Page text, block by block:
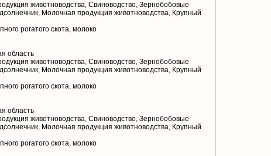
животноводства, Свиноводство, Зернобобовые
Молочная продукция животноводства, Крупный
рогатого скота, молоко
область
животноводства, Свиноводство, Зернобобовые
Молочная продукция животноводства, Крупный
рогатого скота, молоко
область
животноводства, Свиноводство, Зернобобовые
Молочная продукция животноводства, Крупный
рогатого скота, молоко